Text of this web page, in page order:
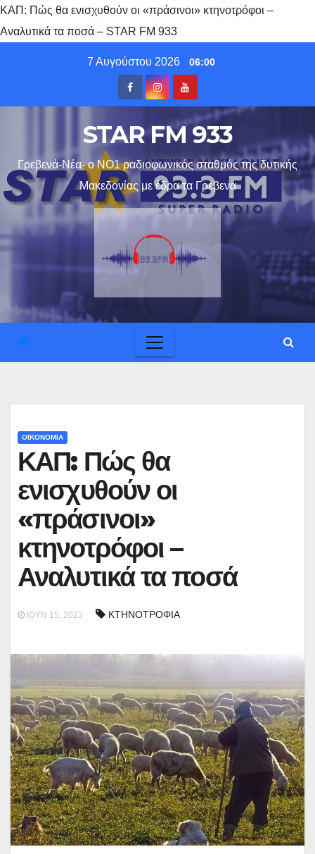
ΚΑΠ: Πώς θα ενισχυθούν οι «πράσινοι» κτηνοτρόφοι –
Αναλυτικά τα ποσά – STAR FM 933
7 Αυγούστου 2026 06:00
STAR FM 933
Γρεβενά-Νέα- ο ΝΟ1 ραδιοφωνικός σταθμός της δυτικής
Μακεδονίας με έδρα τα Γρεβενα
ΟΙΚΟΝΟΜΙΑ
ΚΑΠ: Πώς θα
ενισχυθούν οι
«πράσινοι»
κτηνοτρόφοι –
Αναλυτικά τα ποσά
ΙΟΎΝ 15, 2023 ΚΤΗΝΟΤΡΟΦΙΑ